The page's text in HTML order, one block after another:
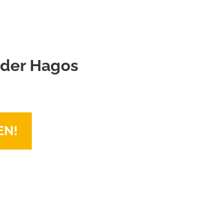
Hagos